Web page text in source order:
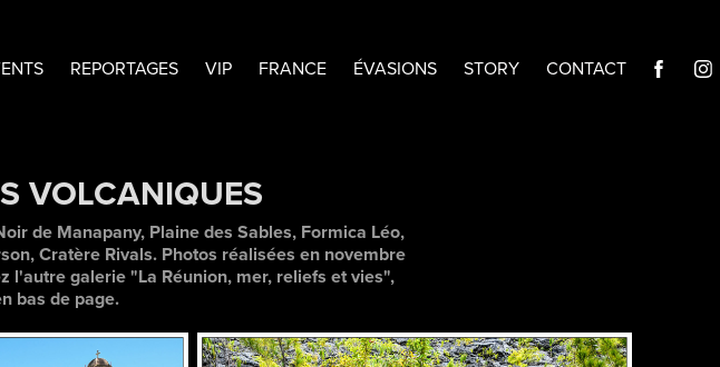
REPORTAGES VIP FRANCE ÉVASIONS STORY CONTACT
VOLCANIQUES
de Manapany, Plaine des Sables, Formica Léo,
Cratère Rivals. Photos réalisées en novembre
galerie "La Réunion, mer, reliefs et vies",
bas de page.